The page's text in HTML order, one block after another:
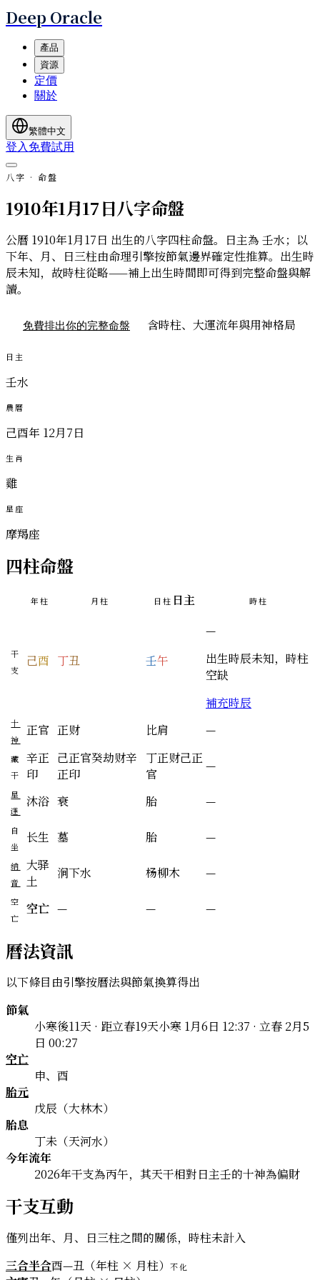
Deep Oracle
產品
資源
定價
關於
繁體中文
登入 免費試用
八字 · 命盤
1910年1月17日八字命盤
公曆 1910年1月17日 出生的八字四柱命盤。日主為 壬水；以
下年、月、日三柱由命理引擎按節氣邊界確定性推算。出生時
辰未知，故時柱從略——補上出生時間即可得到完整命盤與解
讀。
免費排出你的完整命盤 含時柱、大運流年與用神格局
日主
壬水
農曆
己酉年 12月7日
生肖
雞
星座
摩羯座
四柱命盤
年柱 月柱 日柱 日主 時柱
干
支
己酉 丁丑 壬午
—
出生時辰未知，時柱
空缺
補充時辰
十
神
正官 正财 比肩 —
藏
干
辛正
印
己正官癸劫财辛
正印
丁正财己正
官
—
星
運
沐浴 衰 胎 —
自
坐
长生 墓 胎 —
納
音
大驿
土
涧下水 杨柳木 —
空
亡
空亡 — — —
曆法資訊
以下條目由引擎按曆法與節氣換算得出
節氣
小寒後11天 · 距立春19天小寒 1月6日 12:37 · 立春 2月5
日 00:27
空亡
申、酉
胎元
戊辰（大林木）
胎息
丁未（天河水）
今年流年
2026年干支為丙午，其天干相對日主壬的十神為偏財
干支互動
僅列出年、月、日三柱之間的關係，時柱未計入
三合半合酉—丑（年柱 × 月柱） 不化